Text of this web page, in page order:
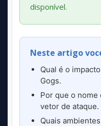
disponível.
Neste artigo
Qual é o
Gogs.
Por que o
vetor de ataque.
Quais